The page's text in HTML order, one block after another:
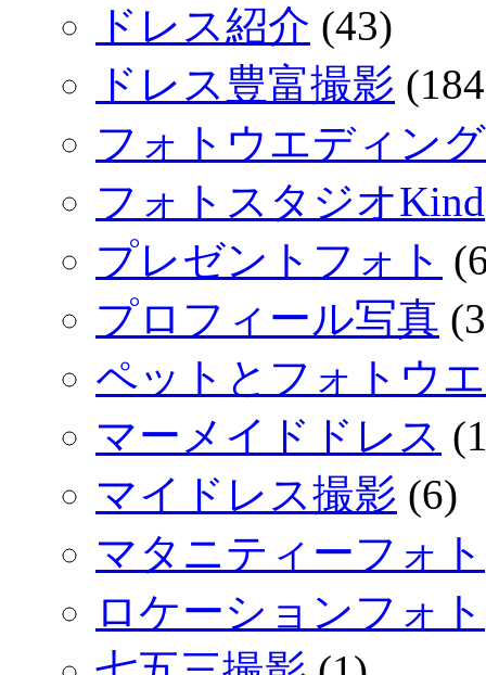
ドレス紹介 (43)
ドレス豊富撮影
フォトウエディン
フォトスタジオKind
プレゼントフォト
プロフィール写真
ペットとフォトウ
マーメイドドレス
マイドレス撮影 (6)
マタニティーフォト
ロケーションフォト